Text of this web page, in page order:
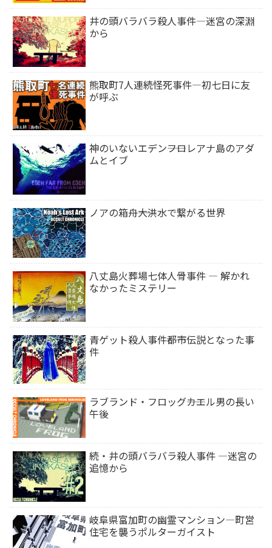
井の頭バラバラ殺人事件―迷宮の深淵
から
熊取町7人連続怪死事件―初七日に友
が呼ぶ
神のいないエデン――フロレアナ島のアダ
ムとイブ
ノアの箱舟――大洪水で繋がる世界
八丈島火葬場七体人骨事件 ― 解かれ
なかったミステリー
青ゲット殺人事件――都市伝説となった事
件
ラブランド・フロッグ――カエル男の長い
午後
続・井の頭バラバラ殺人事件 ―迷宮の
追憶から
岐阜県富加町の幽霊マンション―町営
住宅を襲うポルターガイスト